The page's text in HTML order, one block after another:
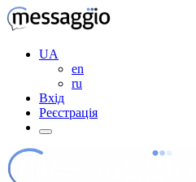
UA
en
ru
Вхід
Реєстрація